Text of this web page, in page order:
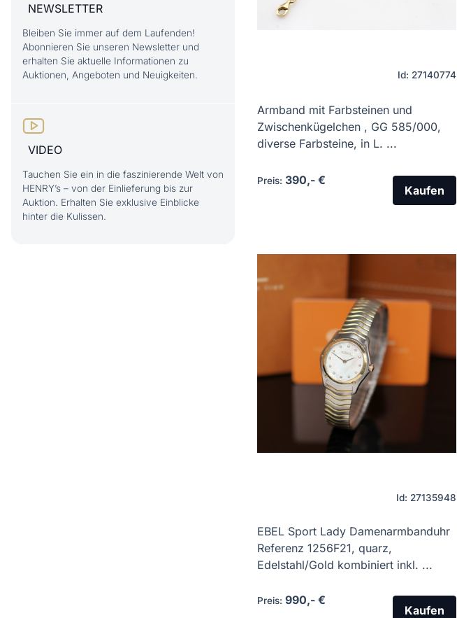
NEWSLETTER
Bleiben Sie immer auf dem Laufenden!
Abonnieren Sie unseren Newsletter und
erhalten Sie aktuelle Informationen zu
Auktionen, Angeboten und Neuigkeiten.
VIDEO
Tauchen Sie ein in die faszinierende Welt von
HENRY’s – von der Einlieferung bis zur
Auktion. Erhalten Sie exklusive Einblicke
hinter die Kulissen.
Id: 27140774
Armband mit Farbsteinen und
Zwischenkügelchen , GG 585/000,
diverse Farbsteine, in L. ...
Preis: 390,- €
Kaufen
Id: 27135948
EBEL Sport Lady Damenarmbanduhr
Referenz 1256F21, quarz,
Edelstahl/Gold kombiniert inkl. ...
Preis: 990,- €
Kaufen